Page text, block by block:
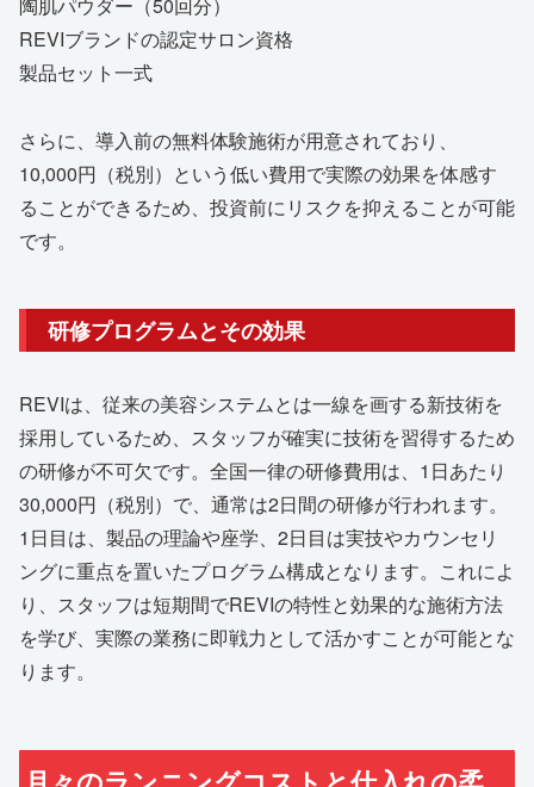
REVIブランドの認定サロン資格
製品セット一式
さらに、導入前の無料体験施術が用意されており、
10,000円（税別）という低い費用で実際の効果を体感す
ることができるため、投資前にリスクを抑えることが可能
です。
研修プログラムとその効果
REVIは、従来の美容システムとは一線を画する新技術を
採用しているため、スタッフが確実に技術を習得するため
の研修が不可欠です。全国一律の研修費用は、1日あたり
30,000円（税別）で、通常は2日間の研修が行われます。
1日目は、製品の理論や座学、2日目は実技やカウンセリ
ングに重点を置いたプログラム構成となります。これによ
り、スタッフは短期間でREVIの特性と効果的な施術方法
を学び、実際の業務に即戦力として活かすことが可能とな
ります。